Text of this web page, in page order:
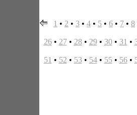
1 • 2 • 3 • 4 • 5 • 6 • 7 • 8
26• 27• 28• 29• 30• 31 •
51 • 52 • 53• 54• 55• 56•